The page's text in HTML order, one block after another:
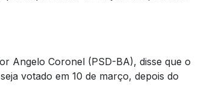
Angelo Coronel (PSD-BA), disse que o
votado em 10 de março, depois do